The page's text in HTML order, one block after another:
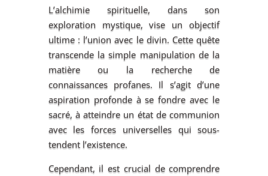
L’alchimie spirituelle, dans son
exploration mystique, vise un objectif
ultime : l’union avec le divin. Cette quête
transcende la simple manipulation de la
matière ou la recherche de
connaissances profanes. Il s’agit d’une
aspiration profonde à se fondre avec le
sacré, à atteindre un état de communion
avec les forces universelles qui sous-
tendent l’existence.
Cependant, il est crucial de comprendre